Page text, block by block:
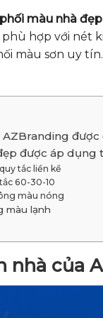
phối màu nhà đẹp
hợp với nét
màu sơn uy
được
được áp dụng
tắc liền kề
60-30-10
màu nóng
màu lạnh
nhà của